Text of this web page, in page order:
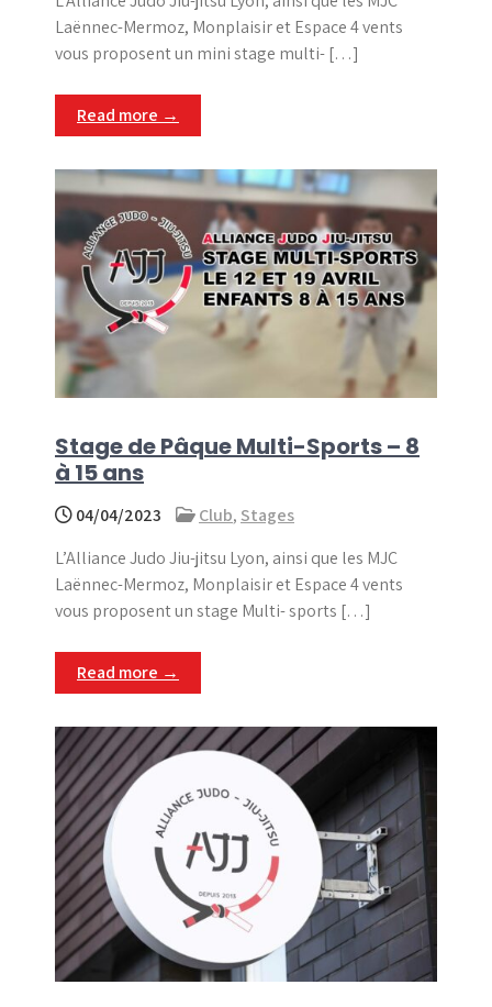
Laënnec-Mermoz, Monplaisir et Espace 4 vents
vous proposent un mini stage multi- […]
Read more →
Stage de Pâque Multi-Sports – 8
à 15 ans
04/04/2023 Club, Stages
L’Alliance Judo Jiu-jitsu Lyon, ainsi que les MJC
Laënnec-Mermoz, Monplaisir et Espace 4 vents
vous proposent un stage Multi- sports […]
Read more →